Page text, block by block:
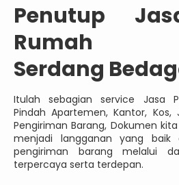
Penutup
Rumah
Serdang
Itulah sebagian service Jasa
Pindah Apartemen, Kantor, Kos,
Pengiriman Barang, Dokumen
menjadi langganan yang baik
pengiriman barang melalui
terpercaya serta terdepan.